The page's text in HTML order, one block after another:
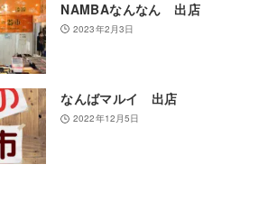
NAMBAなんなん 出店
2023年2月3日
なんばマルイ 出店
2022年12月5日